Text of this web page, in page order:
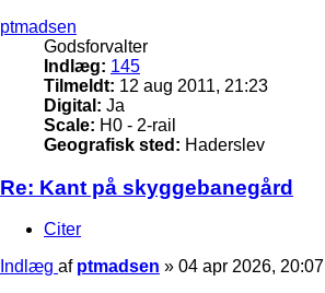
ptmadsen
Godsforvalter
Indlæg: 145
Tilmeldt: 12 aug 2011, 21:23
Digital: Ja
Scale: H0 - 2-rail
Geografisk sted: Haderslev
Re: Kant på skyggebanegård
Citer
Indlæg af ptmadsen » 04 apr 2026, 20:07